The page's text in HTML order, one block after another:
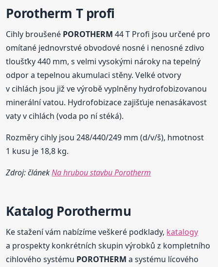
Porotherm T profi
Cihly broušené POROTHERM 44 T Profi jsou určené pro
omítané jednovrstvé obvodové nosné i nenosné zdivo
tloušťky 440 mm, s velmi vysokými nároky na tepelný
odpor a tepelnou akumulaci stěny. Velké otvory
v cihlách jsou již ve výrobě vyplněny hydrofobizovanou
minerální vatou. Hydrofobizace zajišťuje nenasákavost
vaty v cihlách (voda po ní stéká).
Rozměry cihly jsou 248/440/249 mm (d/v/š), hmotnost
1 kusu je 18,8 kg.
Zdroj: článekNa hrubou stavbu Porotherm
Katalog Porothermu
Ke stažení vám nabízíme veškeré podklady, katalogy
a prospekty konkrétních skupin výrobků z kompletního
cihlového systému POROTHERM a systému lícového